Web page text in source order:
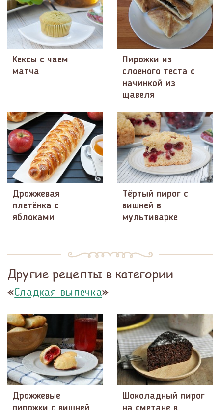
Кексы с чаем
матча
Пирожки из
слоеного теста с
начинкой из
щавеля
Дрожжевая
плетёнка с
яблоками
Тёртый пирог с
вишней в
мультиварке
Другие рецепты в категории
«Сладкая выпечка»
Дрожжевые
Шоколадный пирог